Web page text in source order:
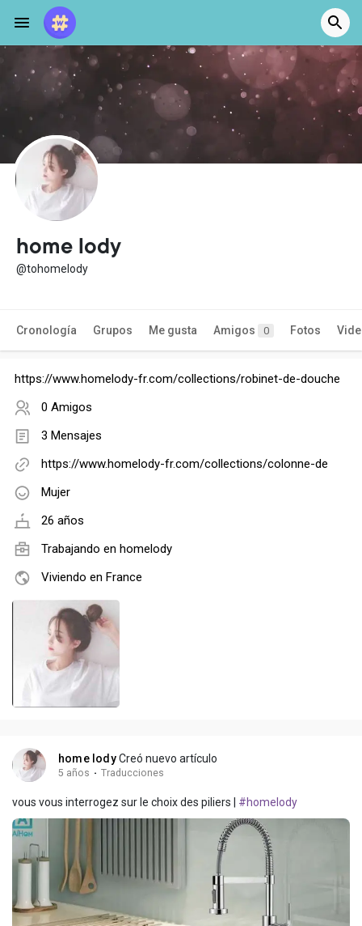
home lody
@tohomelody
Cronología Grupos Me gusta Amigos 0 Fotos
https://www.homelody-fr.com/collections/robinet-de-douche
0 Amigos
3 Mensajes
https://www.homelody-fr.com/collections/colonne-de
Mujer
26 años
Trabajando en homelody
Viviendo en France
home lodyCreó nuevo artículo
5 años · Traducciones
vous vous interrogez sur le choix des piliers | #homelody